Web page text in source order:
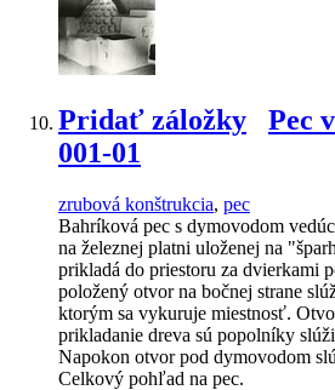
Pridať záložky
Pec
001-01
zrubová konštrukcia, pec
Bahríková pec s dymovodom
na železnej platni uloženej na
prikladá do priestoru za dvierkami
položený otvor na bočnej strane
ktorým sa vykuruje miestnosť.
prikladanie dreva sú popolníky
Napokon otvor pod dymovodom
Celkový pohľad na pec.